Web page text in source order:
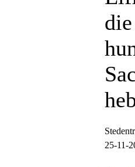
25-11-